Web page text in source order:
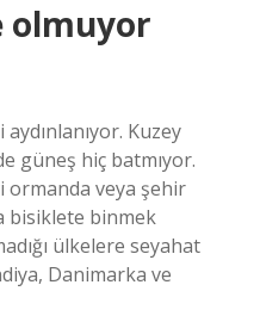
olmuyor
Kuzey
güneş hiç batmıyor.
ormanda veya şehir
bisiklete binmek
ülkelere seyahat
Danimarka ve